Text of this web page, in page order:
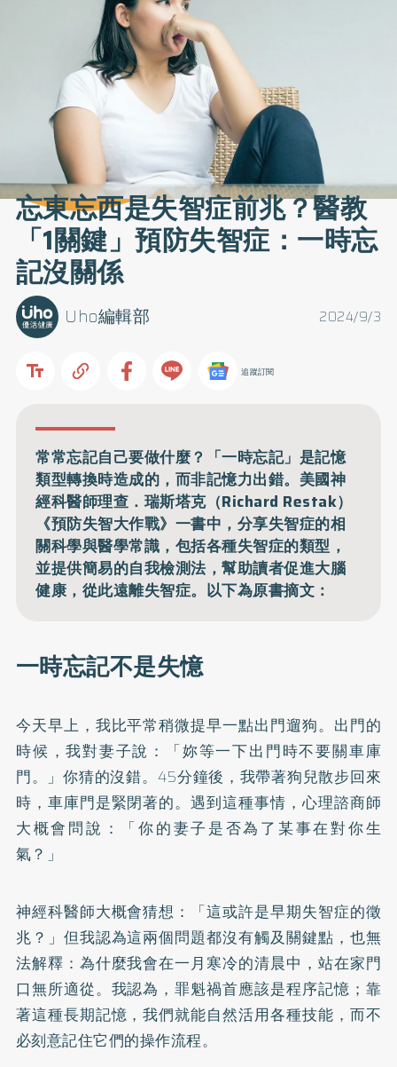
忘東忘西是失智症前兆？醫教
「1關鍵」預防失智症：一時忘
記沒關係
2024/9/3
Uho編輯部
追蹤訂閱
常常忘記自己要做什麼？「一時忘記」是記憶
類型轉換時造成的，而非記憶力出錯。美國神
經科醫師理查．瑞斯塔克（Richard Restak）
《預防失智大作戰》一書中，分享失智症的相
關科學與醫學常識，包括各種失智症的類型，
並提供簡易的自我檢測法，幫助讀者促進大腦
健康，從此遠離失智症。以下為原書摘文：
一時忘記不是失憶
今天早上，我比平常稍微提早一點出門遛狗。出門的
時候，我對妻子說：「妳等一下出門時不要關車庫
門。」你猜的沒錯。45分鐘後，我帶著狗兒散步回來
時，車庫門是緊閉著的。遇到這種事情，心理諮商師
大概會問說：「你的妻子是否為了某事在對你生
氣？」
神經科醫師大概會猜想：「這或許是早期失智症的徵
兆？」但我認為這兩個問題都沒有觸及關鍵點，也無
法解釋：為什麼我會在一月寒冷的清晨中，站在家門
口無所適從。我認為，罪魁禍首應該是程序記憶；靠
著這種長期記憶，我們就能自然活用各種技能，而不
必刻意記住它們的操作流程。